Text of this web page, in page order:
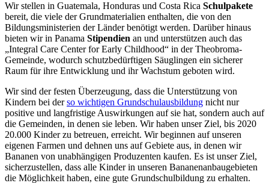
Wir stellen in Guatemala, Honduras und Costa Rica Schulpakete
bereit, die viele der Grundmaterialien enthalten, die von den
Bildungsministerien der Länder benötigt werden. Darüber hinaus
bieten wir in Panama Stipendien an und unterstützen auch das
„Integral Care Center for Early Childhood“ in der Theobroma-
Gemeinde, wodurch schutzbedürftigen Säuglingen ein sicherer
Raum für ihre Entwicklung und ihr Wachstum geboten wird.
Wir sind der festen Überzeugung, dass die Unterstützung von
Kindern bei derso wichtigen Grundschulausbildung nicht nur
positive und langfristige Auswirkungen auf sie hat, sondern auch auf
die Gemeinden, in denen sie leben. Wir haben unser Ziel, bis 2020
20.000 Kinder zu betreuen, erreicht. Wir beginnen auf unseren
eigenen Farmen und dehnen uns auf Gebiete aus, in denen wir
Bananen von unabhängigen Produzenten kaufen. Es ist unser Ziel,
sicherzustellen, dass alle Kinder in unseren Bananenanbaugebieten
die Möglichkeit haben, eine gute Grundschulbildung zu erhalten.